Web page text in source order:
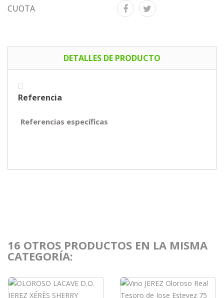
CUOTA
DETALLES DE PRODUCTO
Referencia
Referencias específicas
16 OTROS PRODUCTOS EN LA MISMA
CATEGORÍA: